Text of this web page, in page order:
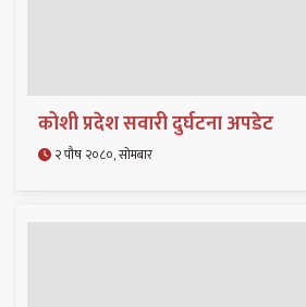
कोशी प्रदेश सवारी दुर्घटना अपडेट
२ पौष २०८०, सोमबार